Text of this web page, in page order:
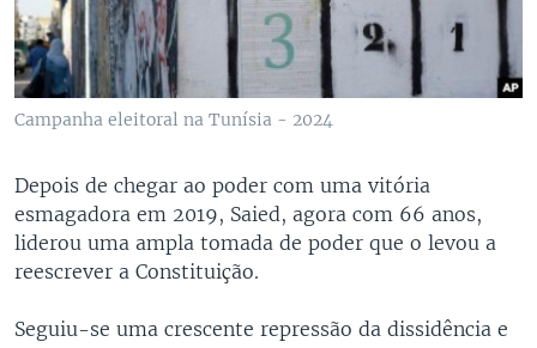
Campanha eleitoral na Tunísia - 2024
Depois de chegar ao poder com uma vitória
esmagadora em 2019, Saied, agora com 66 anos,
liderou uma ampla tomada de poder que o levou a
reescrever a Constituição.
Seguiu-se uma crescente repressão da dissidência e